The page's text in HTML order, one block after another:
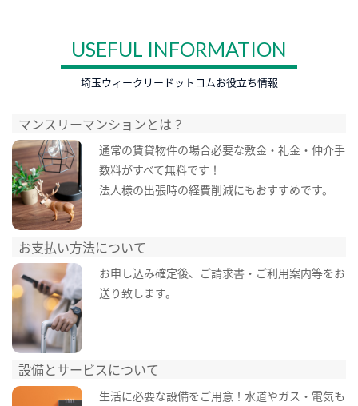
USEFUL INFORMATION
埼玉ウィークリードットコムお役立ち情報
マンスリーマンションとは？
通常の賃貸物件の場合必要な敷金・礼金・仲介手
数料がすべて無料です！
法人様の出張時の経費削減にもおすすめです。
お支払い方法について
お申し込み確定後、ご請求書・ご利用案内等をお
送り致します。
設備とサービスについて
生活に必要な設備をご用意！水道やガス・電気も